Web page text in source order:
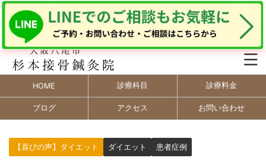
HOME 診療科目 診療料金
ブログ アクセス お問い合わせ
【喜びの声】ダイエット ダイエット 患者症例